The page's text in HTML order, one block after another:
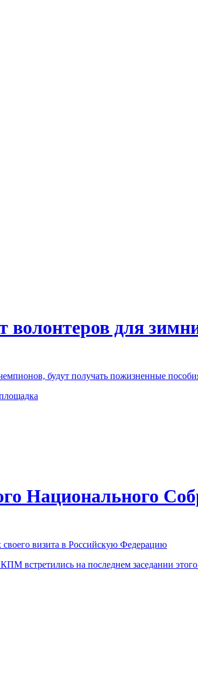
волонтеров для
будут получать пожизненные
Национального
своего визита в Российскую Федерацию
встретились на последнем заседании этого